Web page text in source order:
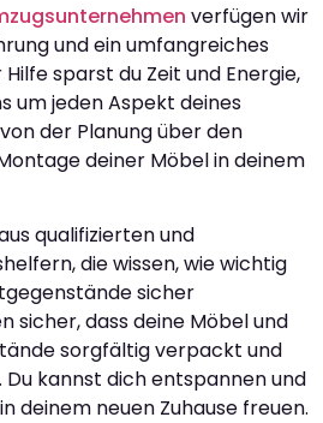
verfügen wir
und ein umfangreiches
sparst du Zeit und Energie,
um jeden Aspekt deines
der Planung über den
deiner Möbel in deinem
qualifizierten und
die wissen, wie wichtig
sicher
sicher, dass deine Möbel und
sorgfältig verpackt und
kannst dich entspannen und
deinem neuen Zuhause freuen.